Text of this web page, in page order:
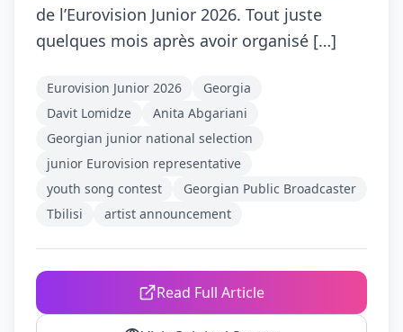
de l’Eurovision Junior 2026. Tout juste
quelques mois après avoir organisé […]
Eurovision Junior 2026
Georgia
Davit Lomidze
Anita Abgariani
Georgian junior national selection
junior Eurovision representative
youth song contest
Georgian Public Broadcaster
Tbilisi
artist announcement
Read Full Article